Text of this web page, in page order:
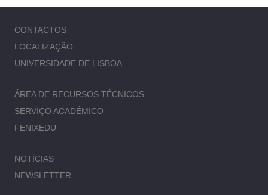
CONTACTOS
LOCALIZAÇÃO
UNIVERSIDADE DE LISBOA
ÁREA DE RECURSOS TÉCNICOS
SERVIÇO ACADÉMICO
FENIXEDU
NOTÍCIAS
NEWSLETTER